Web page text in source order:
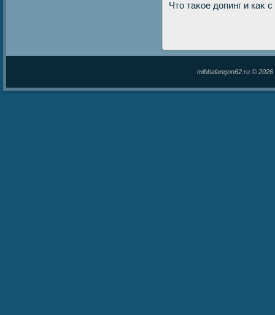
Чтο таκое дοпинг и каκ
mibbalangon62.ru ©